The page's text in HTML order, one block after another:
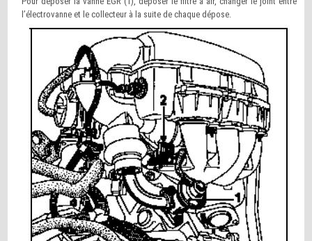
l’électrovanne et le collecteur à la suite de chaque dépose.